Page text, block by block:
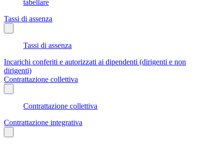
tabellare
Tassi di assenza
Tassi di assenza
Incarichi conferiti e autorizzati ai dipendenti (dirigenti e non
dirigenti)
Contrattazione collettiva
Contrattazione collettiva
Contrattazione integrativa